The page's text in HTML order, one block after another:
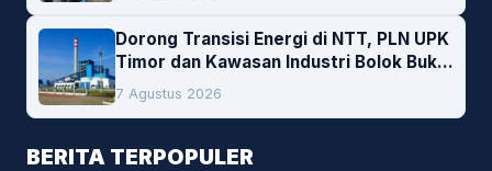
Dorong Transisi Energi di NTT, PLN UPK
Timor dan Kawasan Industri Bolok Buka
Peluang Investasi Woodchip untuk
Cofiring PLTU Bolok
7 Agustus 2026
BERITA TERPOPULER